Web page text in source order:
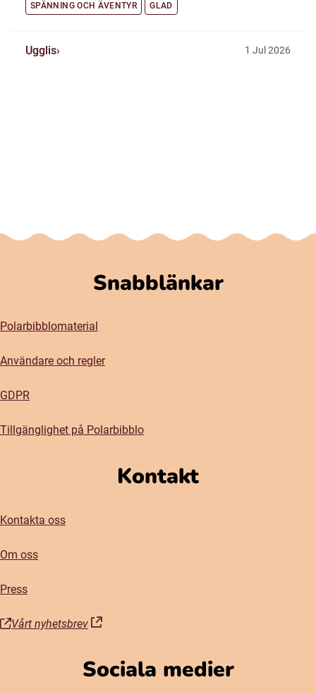
SPÄNNING OCH ÄVENTYR GLAD
Ugglis 1 Jul 2026
Snabblänkar
Polarbibblomaterial
Användare och regler
GDPR
Tillgänglighet på Polarbibblo
Kontakt
Kontakta oss
Om oss
Press
Vårt nyhetsbrev
(öppnas i nytt fönster)
Sociala medier